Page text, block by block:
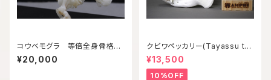
コウベモグラ 等倍全身骨格模
型
¥20,000
クビワペッカリー(Tayassu taj
acui) 等倍頭骨模型
¥13,500
10%OFF